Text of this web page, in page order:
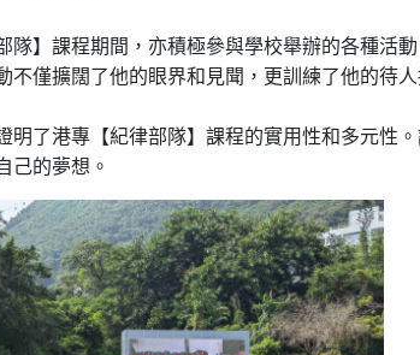
隊】課程期間，亦積極參與學校舉辦的各種活
不僅擴闊了他的眼界和見聞，更訓練了他的待
明了港專【紀律部隊】課程的實用性和多元性
己的夢想。